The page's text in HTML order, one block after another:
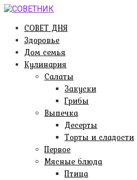
Перейти
контентуСОВЕТ ДНЯ
Здоровье
Дом семья
Кулинария
Салаты
Закуски
Грибы
Выпечка
Десерты
Торты и сладости
Первое
Мясные блюда
Птица